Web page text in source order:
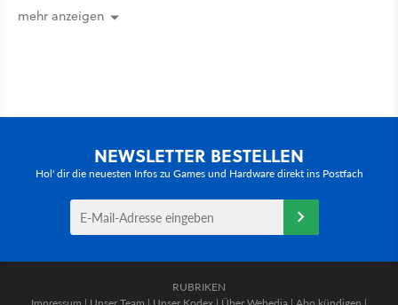
mehr anzeigen
NEWSLETTER BESTELLEN
Hol' dir die neuesten Infos zu Games und Hardware direkt ins Postfach
RUBRIKEN